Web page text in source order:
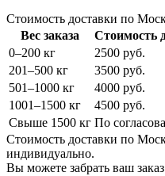
Стоимость доставки по
Вес заказа
Стоимость
0–200 кг
2500 руб.
201–500 кг
3500 руб.
501–1000 кг
4000 руб.
1001–1500 кг
4500 руб.
Свыше 1500 кг По
Стоимость доставки по
индивидуально.
Вы можете забрать ваш